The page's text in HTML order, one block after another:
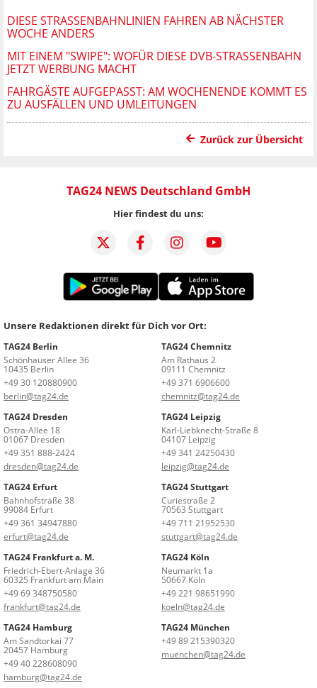
DIESE STRASSENBAHNLINIEN FAHREN AB NÄCHSTER W
OCHE ANDERS
MIT EINEM "SWIPE": WOFÜR DIESE DVB-STRASSENBAHN J
ETZT WERBUNG MACHT
FAHRGÄSTE AUFGEPASST: AM WOCHENENDE KOMMT ES
ZU AUSFÄLLEN UND UMLEITUNGEN
Zurück zur Übersicht
TAG24 NEWS Deutschland GmbH
Hier findest du uns:
Unsere Redaktionen direkt für Dich vor Ort:
TAG24 Berlin
Schönhauser Allee 36
10435 Berlin
+49 30 120880900
berlin@tag24.de
TAG24 Chemnitz
Am Rathaus 2
09111 Chemnitz
+49 371 6906600
chemnitz@tag24.de
TAG24 Dresden
Ostra-Allee 18
01067 Dresden
+49 351 888-2424
dresden@tag24.de
TAG24 Leipzig
Karl-Liebknecht-Straße 8
04107 Leipzig
+49 341 24250430
leipzig@tag24.de
TAG24 Erfurt
Bahnhofstraße 38
99084 Erfurt
+49 361 34947880
erfurt@tag24.de
TAG24 Stuttgart
Curiestraße 2
70563 Stuttgart
+49 711 21952530
stuttgart@tag24.de
TAG24 Frankfurt a. M.
Friedrich-Ebert-Anlage 36
60325 Frankfurt am Main
+49 69 348750580
frankfurt@tag24.de
TAG24 Köln
Neumarkt 1a
50667 Köln
+49 221 98651990
koeln@tag24.de
TAG24 Hamburg
Am Sandtorkai 77
20457 Hamburg
+49 40 228608090
hamburg@tag24.de
TAG24 München
+49 89 215390320
muenchen@tag24.de